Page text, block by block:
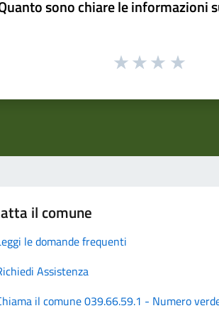
sono chiare le informazioni
il comune
le domande frequenti
Assistenza
il comune 039.66.59.1 - Numero